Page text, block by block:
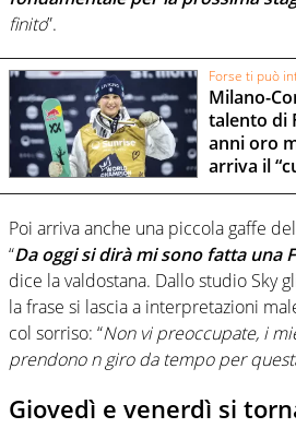
finito”.
Forse ti può
Milano-
talento di
anni oro
arriva il
Poi arriva anche una piccola gaffe
“Da oggi si dirà mi sono fatta una
dice la valdostana. Dallo studio Sky
la frase si lascia a interpretazioni
col sorriso: “Non vi preoccupate, i
prendono n giro da tempo per
Giovedì e venerdì si